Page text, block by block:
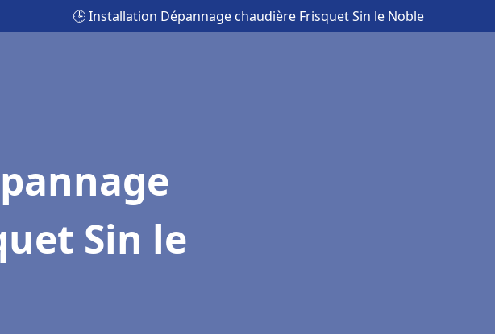
🕒 Installation Dépannage chaudière Frisquet Sin le Noble
Sin le